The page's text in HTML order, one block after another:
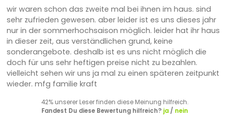
wir waren schon das zweite mal bei ihnen im haus. sind
sehr zufrieden gewesen. aber leider ist es uns dieses jahr
nur in der sommerhochsaison möglich. leider hat ihr haus
in dieser zeit, aus verständlichen grund, keine
sonderangebote. deshalb ist es uns nicht möglich die
doch für uns sehr heftigen preise nicht zu bezahlen.
vielleicht sehen wir uns ja mal zu einen späteren zeitpunkt
wieder. mfg familie kraft
42% unserer Leser finden diese Meinung hilfreich.
Fandest Du diese Bewertung hilfreich? ja/ nein